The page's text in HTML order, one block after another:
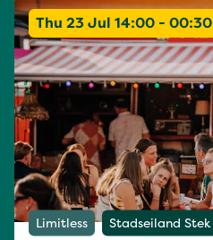
Thu 23 Jul 14:00 - 00:30
Limitless Stadseiland